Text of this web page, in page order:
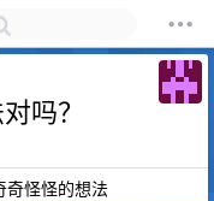
吗？
奇怪怪的想法